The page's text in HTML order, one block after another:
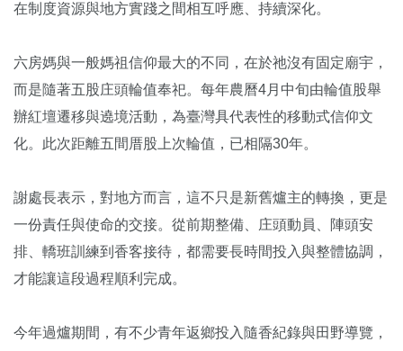
在制度資源與地方實踐之間相互呼應、持續深化。
六房媽與一般媽祖信仰最大的不同，在於祂沒有固定廟宇，
而是隨著五股庄頭輪值奉祀。每年農曆4月中旬由輪值股舉
辦紅壇遷移與遶境活動，為臺灣具代表性的移動式信仰文
化。此次距離五間厝股上次輪值，已相隔30年。
謝處長表示，對地方而言，這不只是新舊爐主的轉換，更是
一份責任與使命的交接。從前期整備、庄頭動員、陣頭安
排、轎班訓練到香客接待，都需要長時間投入與整體協調，
才能讓這段過程順利完成。
今年過爐期間，有不少青年返鄉投入隨香紀錄與田野導覽，